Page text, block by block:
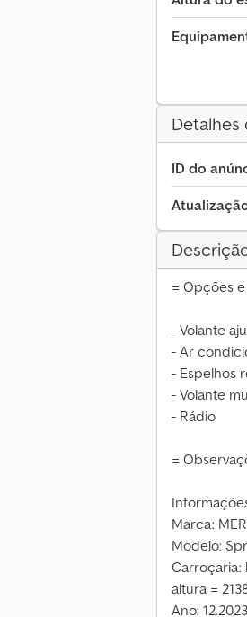
ID do
= Opções
- Volante
- Ar
- Espelhos
- Volante
- Rádio
=
Marca:
Modelo:
Carroçaria:
altura =
Ano: 12.2023